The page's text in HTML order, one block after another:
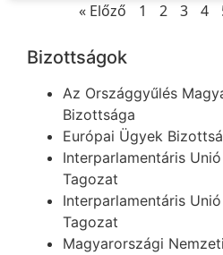
« Előző 1 2 3 4
Bizottságok
Az Országgyűlés
Bizottsága
Európai Ügyek
Interparlamentáris
Tagozat
Interparlamentáris
Tagozat
Magyarországi